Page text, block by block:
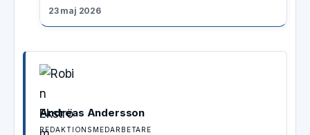
23 maj 2026
Andreas Andersson
REDAKTIONSMEDARBETARE